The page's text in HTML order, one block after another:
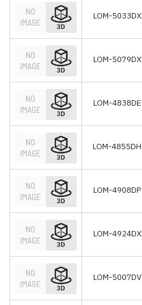
LOM-5033DX
LOM-5079DX
LOM-4838DE
LOM-4855DH
LOM-4908DP
LOM-4924DX
LOM-5007DV